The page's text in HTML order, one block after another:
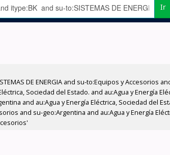
Ir
DE ENERGIA and su-to:Equipos y Accesorios
Sociedad del Estado. and au:Agua y Energía
and au:Agua y Energía Eléctrica, Sociedad del
and su-geo:Argentina and au:Agua y Energía